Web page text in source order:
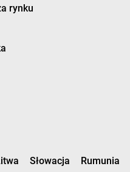
rynku
Słowacja Rumunia